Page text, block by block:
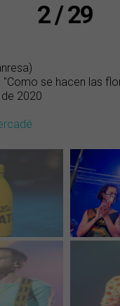
2 / 29
"Como se hacen las
2020